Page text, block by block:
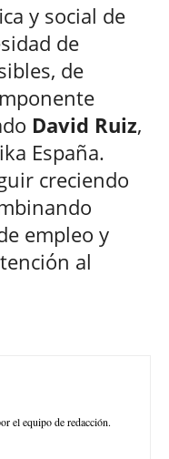
y social de
de
de
David Ruiz,
España.
creciendo
empleo y
al
el equipo de redacción.